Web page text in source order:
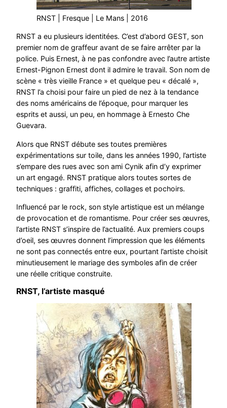
RNST | Fresque | Le Mans | 2016
RNST a eu plusieurs identitées. C’est d’abord GEST, son
premier nom de graffeur avant de se faire arrêter par la
police. Puis Ernest, à ne pas confondre avec l’autre artiste
Ernest-Pignon Ernest dont il admire le travail. Son nom de
scène « très vieille France » et quelque peu « décalé »,
RNST l’a choisi pour faire un pied de nez à la tendance
des noms américains de l’époque, pour marquer les
esprits et aussi, un peu, en hommage à Ernesto Che
Guevara.
Alors que RNST débute ses toutes premières
expérimentations sur toile, dans les années 1990, l’artiste
s’empare des rues avec son ami Cynik afin d’y exprimer
un art engagé. RNST pratique alors toutes sortes de
techniques : graffiti, affiches, collages et pochoirs.
Influencé par le rock, son style artistique est un mélange
de provocation et de romantisme. Pour créer ses œuvres,
l’artiste RNST s’inspire de l’actualité. Aux premiers coups
d’oeil, ses œuvres donnent l’impression que les éléments
ne sont pas connectés entre eux, pourtant l’artiste choisit
minutieusement le mariage des symboles afin de créer
une réelle critique construite.
RNST, l’artiste masqué